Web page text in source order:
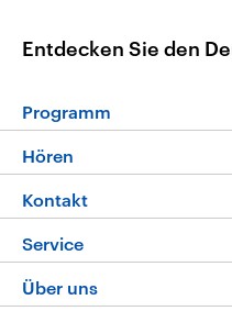
Entdecken Sie den
Programm
Programm
Die Nachrichten
Nachrichtenleicht
Neue Beiträge auf
Hören
Livestream
Podcasts
Deutschlandfunk
Kontakt
Hörerservice
Service
FAQ
Über uns